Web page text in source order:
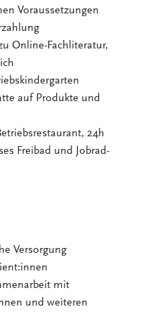
Voraussetzungen
Online-Fachliteratur,
auf Produkte und
24h
Freibad und Jobrad-
Versorgung
mit
und weiteren